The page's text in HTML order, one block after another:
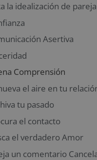
la idealización de pareja
Asertiva
Comprensión
el aire en tu
tu pasado
el contacto
el verdadero Amor
un comentario